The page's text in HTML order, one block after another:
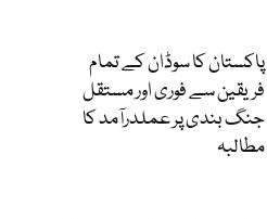
پاکستان کا سوڈان کے تمام
فریقین سے فوری اور مستقل
جنگ بندی پر عملدرآمد کا
مطالبہ